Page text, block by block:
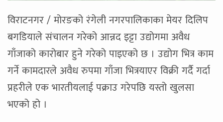
विराटनगर / मोरङको रंगेली नगरपालिकाका मेयर दिलिप
बगडियाले संचालन गरेको आन्नद इट्टा उद्योगमा अवैध
गाँजाको कारोबार हुने गरेको पाइएको छ । उद्योग भित्र काम
गर्ने कामदारले अवैध रुपमा गाँजा भित्रयाएर विक्री गर्दै गर्दा
प्रहरीले एक भारतीयलाई पक्राउ गरेपछि यस्तो खुलसा
भएको हो ।